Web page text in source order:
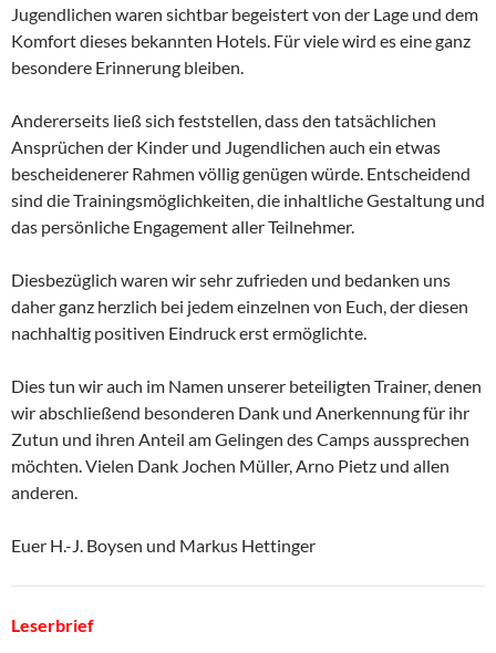
Jugendlichen waren sichtbar begeistert von der Lage und dem
Komfort dieses bekannten Hotels. Für viele wird es eine ganz
besondere Erinnerung bleiben.
Andererseits ließ sich feststellen, dass den tatsächlichen
Ansprüchen der Kinder und Jugendlichen auch ein etwas
bescheidenerer Rahmen völlig genügen würde. Entscheidend
sind die Trainingsmöglichkeiten, die inhaltliche Gestaltung und
das persönliche Engagement aller Teilnehmer.
Diesbezüglich waren wir sehr zufrieden und bedanken uns
daher ganz herzlich bei jedem einzelnen von Euch, der diesen
nachhaltig positiven Eindruck erst ermöglichte.
Dies tun wir auch im Namen unserer beteiligten Trainer, denen
wir abschließend besonderen Dank und Anerkennung für ihr
Zutun und ihren Anteil am Gelingen des Camps aussprechen
möchten. Vielen Dank Jochen Müller, Arno Pietz und allen
anderen.
Euer H.-J. Boysen und Markus Hettinger
Leserbrief